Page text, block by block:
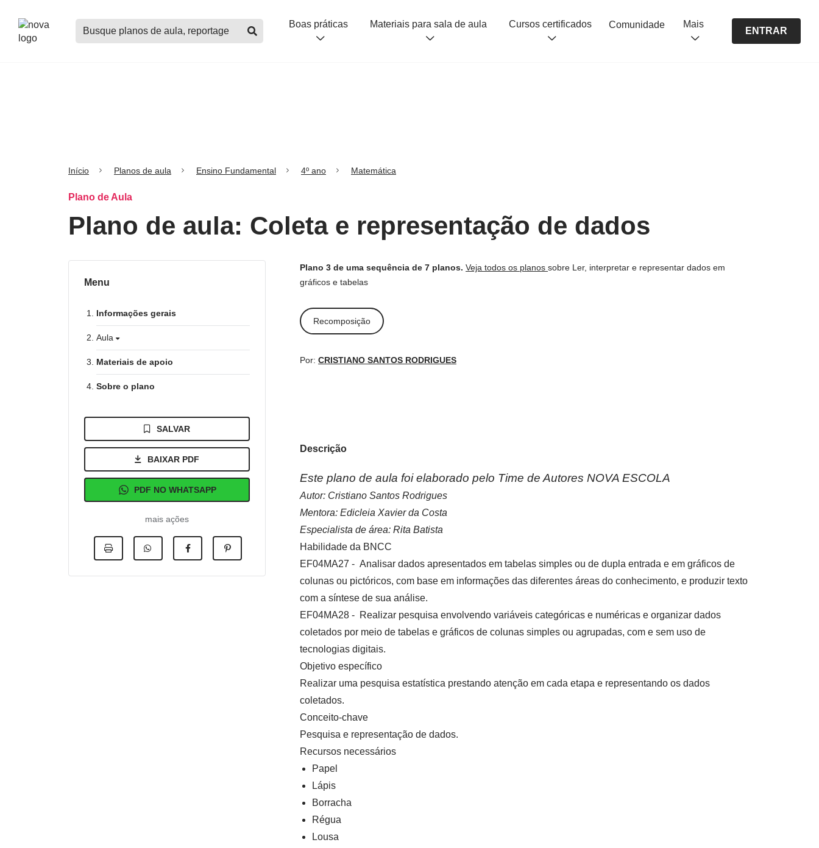
Buscar
planos
Boas práticas Materiais para sala de aula Cursos certificados Comunidade Mais
ENTRAR
Início Planos de aula Ensino Fundamental 4º ano Matemática
Plano de Aula
Plano de aula: Coleta e representação de dados
Menu
Informações gerais
Aula
Materiais de apoio
Sobre o plano
SALVAR
BAIXAR PDF
PDF NO WHATSAPP
mais ações
Plano 3 de uma sequência de 7 planos. Veja todos os planos sobre Ler, interpretar e representar dados em
gráficos e tabelas
Recomposição
Por: CRISTIANO SANTOS RODRIGUES
Descrição
Este plano de aula foi elaborado pelo Time de Autores NOVA ESCOLA
Autor: Cristiano Santos Rodrigues
Mentora: Edicleia Xavier da Costa
Especialista de área: Rita Batista
Habilidade da BNCC
EF04MA27 - Analisar dados apresentados em tabelas simples ou de dupla entrada e em gráficos de
colunas ou pictóricos, com base em informações das diferentes áreas do conhecimento, e produzir texto
com a síntese de sua análise.
EF04MA28 - Realizar pesquisa envolvendo variáveis categóricas e numéricas e organizar dados
coletados por meio de tabelas e gráficos de colunas simples ou agrupadas, com e sem uso de
tecnologias digitais.
Objetivo específico
Realizar uma pesquisa estatística prestando atenção em cada etapa e representando os dados
coletados.
Conceito-chave
Pesquisa e representação de dados.
Recursos necessários
Papel
Lápis
Borracha
Régua
Lousa